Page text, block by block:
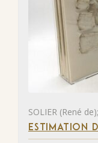
SOLIER (René
ESTIMATION